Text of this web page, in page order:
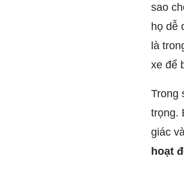
sao
họ dễ
là
xe để
Trong
trọng.
giác
hoạt